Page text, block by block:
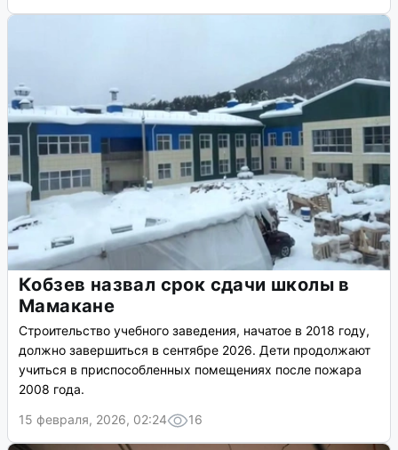
Кобзев назвал срок сдачи школы в
Мамакане
Строительство учебного заведения, начатое в 2018 году,
должно завершиться в сентябре 2026. Дети продолжают
учиться в приспособленных помещениях после пожара
2008 года.
15 февраля, 2026, 02:24
16